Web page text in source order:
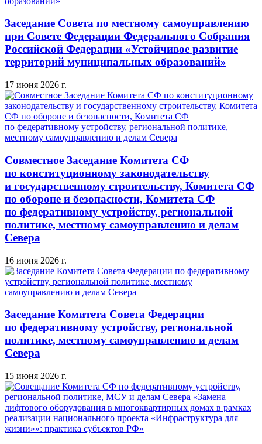
Заседание Совета по местному самоуправлению
при Совете Федерации Федерального Собрания
Российской Федерации «Устойчивое развитие
территорий муниципальных образований»
17 июня 2026 г.
Совместное Заседание Комитета СФ
по конституционному законодательству
и государственному строительству, Комитета СФ
по обороне и безопасности, Комитета СФ
по федеративному устройству, региональной
политике, местному самоуправлению и делам
Севера
16 июня 2026 г.
Заседание Комитета Совета Федерации
по федеративному устройству, региональной
политике, местному самоуправлению и делам
Севера
15 июня 2026 г.